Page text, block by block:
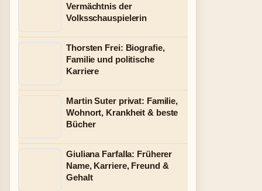
Vermächtnis der
Volksschauspielerin
Thorsten Frei: Biografie,
Familie und politische
Karriere
Martin Suter privat: Familie,
Wohnort, Krankheit & beste
Bücher
Giuliana Farfalla: Früherer
Name, Karriere, Freund &
Gehalt